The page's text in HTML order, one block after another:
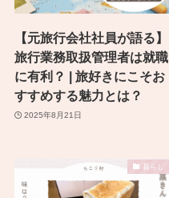
【元旅行会社社員が語る】
旅行業務取扱管理者は就職
に有利？ | 旅好きにこそお
すすめする魅力とは？
2025年8月21日
暮らし